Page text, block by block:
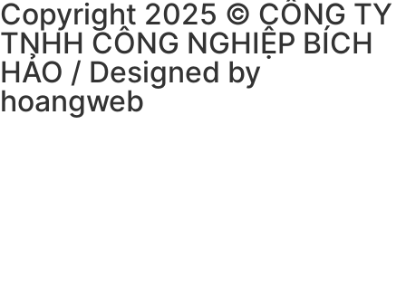
Copyright 2025 © CÔNG TY
TNHH CÔNG NGHIỆP BÍCH
HẢO / Designed by
hoangweb